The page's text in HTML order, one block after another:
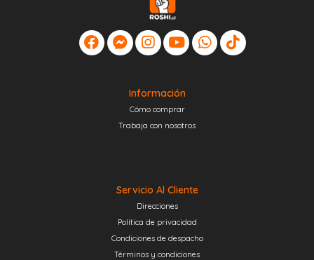
Información
Cómo comprar
Trabaja con nosotros
Servicio Al Cliente
Direcciones
Política de privacidad
Condiciones de despacho
Términos y condiciones